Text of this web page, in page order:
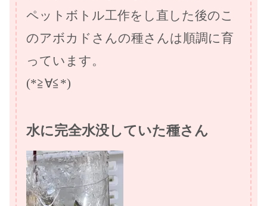
ペットボトル工作をし直した後のこ
のアボカドさんの種さんは順調に育
っています。
(*≧∀≦*)
水に完全水没していた種さん